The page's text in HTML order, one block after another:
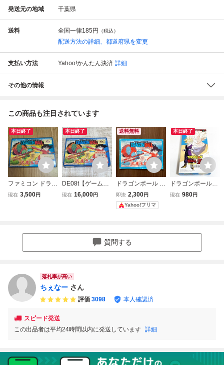
発送元の地域 千葉県
送料 全国一律185円 （税込）
配送方法の詳細、都道府県を変更
支払い方法 Yahoo!かんたん決済 詳細
その他の情報
この商品も注目されています
本日終了
ファミコン ドラゴ
ンボール 大魔王復
現在 3,500円
本日終了
DE08t【ゲーム】
FC ドラゴンボー
L FAMICOM 任天
現在 16,000円
送料無料
ドラゴンボール 大
魔王復活 説明書の
み ファミコン
即決 2,300円
Yahoo!フリマ
本日終了
ドラゴンボールＺ
超武闘伝２【箱・
現在 980円
質問する
落札率が高い
ちぇなー さん
評価 3098 本人確認済
スピード発送
この出品者は平均24時間以内に発送しています 詳細